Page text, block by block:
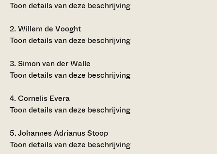
Toon details van deze beschrijving
2.Willem de Vooght
Toon details van deze beschrijving
3.Simon van der Walle
Toon details van deze beschrijving
4.Cornelis Evera
Toon details van deze beschrijving
5.Johannes Adrianus Stoop
Toon details van deze beschrijving